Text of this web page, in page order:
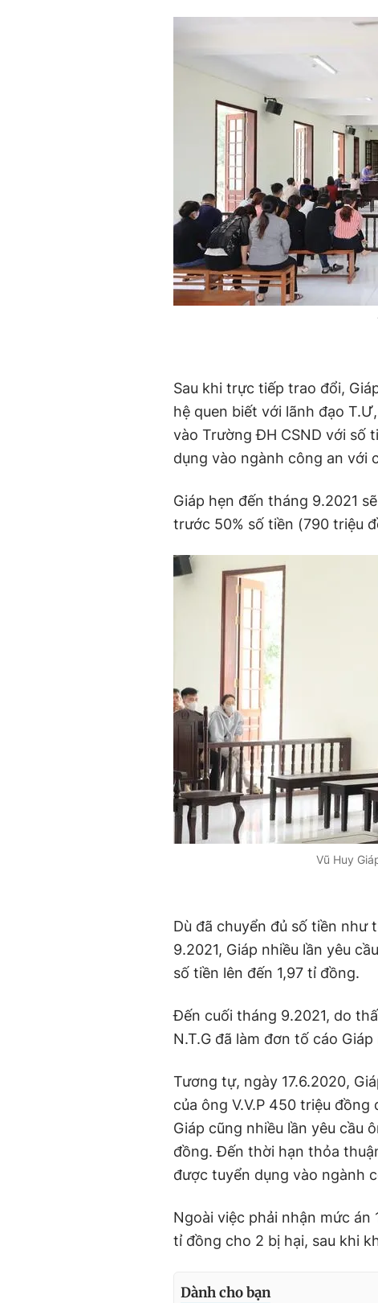
Sau khi trực tiếp trao đổi,
hệ quen biết với lãnh đạo
vào Trường ĐH CSND với số
dụng vào ngành công an với
Giáp hẹn đến tháng 9.2021
trước 50% số tiền (790 triệu
Vũ Huy
Dù đã chuyển đủ số tiền
9.2021, Giáp nhiều lần yêu
số tiền lên đến 1,97 tỉ đồng.
Đến cuối tháng 9.2021, do
N.T.G đã làm đơn tố cáo
Tương tự, ngày 17.6.2020,
của ông V.V.P 450 triệu đồng
Giáp cũng nhiều lần yêu cầu
đồng. Đến thời hạn thỏa
được tuyển dụng vào ngành
Ngoài việc phải nhận mức án
tỉ đồng cho 2 bị hại, sau khi